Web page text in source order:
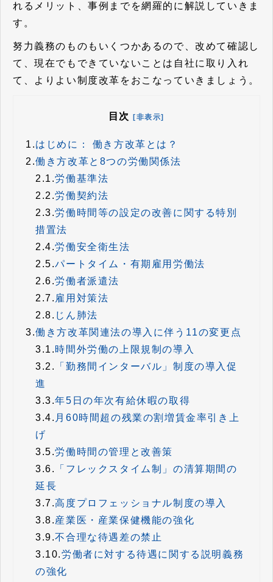
れるメリット、事例までを網羅的に解説していきま
す。
努力義務のものもいくつかあるので、改めて確認し
て、現在でもできていないことは自社に取り入れ
て、よりよい制度改革をおこなっていきましょう。
目次 [非表示]
1.はじめに： 働き方改革とは？
2.働き方改革と8つの労働関係法
2.1.労働基準法
2.2.労働契約法
2.3.労働時間等の設定の改善に関する特別
措置法
2.4.労働安全衛生法
2.5.パートタイム・有期雇用労働法
2.6.労働者派遣法
2.7. 雇用対策法
2.8. じん肺法
3.働き方改革関連法の導入に伴う11の変更点
3.1.時間外労働の上限規制の導入
3.2.
「勤務間インターバル」制度の導入促
進
3.3.年5日の年次有給休暇の取得
3.4. 月60時間超の残業の割増賃金率引き上
げ
3.5.労働時間の管理と改善策
3.6.
「フレックスタイム制」の清算期間の
延長
3.7.高度プロフェッショナル制度の導入
3.8.産業医・産業保健機能の強化
3.9.不合理な待遇差の禁止
3.10.労働者に対する待遇に関する説明義務
の強化